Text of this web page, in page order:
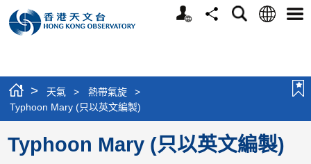
個
分
搜
語
選
> 天氣 > 熱帶氣旋
>
Typhoon Mary (只以英文編製)
Typhoon Mary (只以英文編製)